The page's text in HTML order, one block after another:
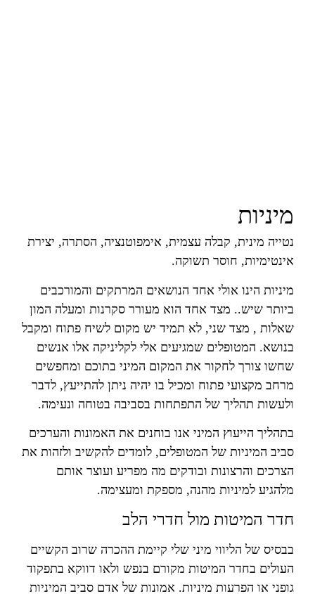
מיניות
נטייה מינית, קבלה עצמית, אימפוטנציה, הסתרה, יצירת
אינטימיות, חוסר תשוקה.
מיניות הינו אולי אחד הנושאים המרתקים והמורכבים
ביותר שיש.. מצד אחד הוא מעורר סקרנות ומעלה המון
שאלות , מצד שני, לא תמיד יש מקום לשיח פתוח ומקבל
בנושא. המטופלים שמגיעים אלי לקליניקה אלו אנשים
שחשו צורך לחקור את המקום המיני בתוכם ומחפשים
מרחב מקצועי פתוח ומכיל בו יהיה ניתן להתייעץ, לדבר
ולעשות תהליך של התפתחות בסביבה בטוחה ונעימה.
בתהליך הייעוץ המיני אנו בוחנים את האמונות והערכים
סביב המיניות של המטופלים, לומדים להקשיב ולזהות את
הצרכים והרצונות ובודקים מה מפריע ועוצר אותם
מלהגיע למיניות מהנה, מספקת ומעצימה.
חדר המיטות מול חדרי הלב
בבסיס של הליווי מיני שלי קיימת ההכרה שרוב הקשיים
העולים בחדר המיטות מקורם בנפש ולאו דווקא בתפקוד
גופני או הפרעות מיניות. אמונות של אדם סביב המיניות